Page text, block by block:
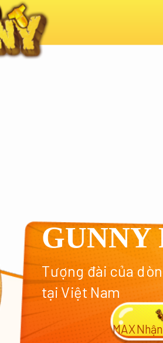
GUNNY
Tượng đài của
tại Việt Nam
MAX